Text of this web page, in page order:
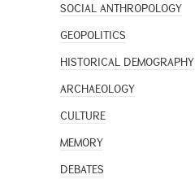
SOCIAL ANTHROPOLOGY
GEOPOLITICS
HISTORICAL DEMOGRAPHY
ARCHAEOLOGY
CULTURE
MEMORY
DEBATES